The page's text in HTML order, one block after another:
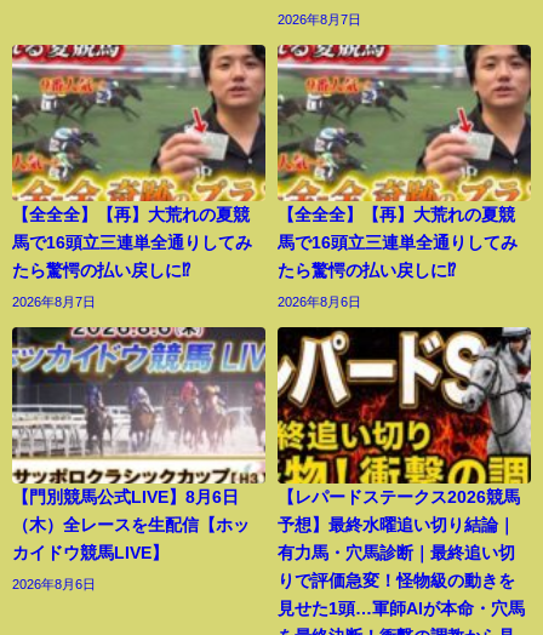
2026年8月7日
【全全全】【再】大荒れの夏競
馬で16頭立三連単全通りしてみ
たら驚愕の払い戻しに⁉︎
2026年8月7日
【全全全】【再】大荒れの夏競
馬で16頭立三連単全通りしてみ
たら驚愕の払い戻しに⁉︎
2026年8月6日
【門別競馬公式LIVE】8月6日
（木）全レースを生配信【ホッ
カイドウ競馬LIVE】
2026年8月6日
【レパードステークス2026競馬
予想】最終水曜追い切り結論｜
有力馬・穴馬診断｜最終追い切
りで評価急変！怪物級の動きを
見せた1頭…軍師AIが本命・穴馬